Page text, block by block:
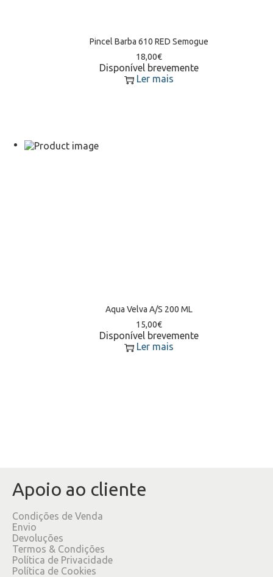
Pincel Barba 610 RED Semogue
18,00€
Disponível brevemente
Ler mais
Aqua Velva A/S 200 ML
15,00€
Disponível brevemente
Ler mais
Apoio ao cliente
Condições de Venda
Envio
Devoluções
Termos & Condições
Política de Privacidade
Política de Cookies